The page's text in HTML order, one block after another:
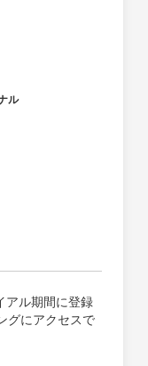
ル
アル期間に登録
グにアクセスで